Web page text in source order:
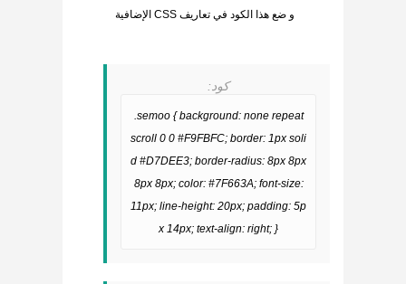
و ضع هذا الكود في تعاريف CSS الإضافية
كود:
.semoo { background: none repeat
scroll 0 0 #F9FBFC; border: 1px soli
d #D7DEE3; border-radius: 8px 8px
8px 8px; color: #7F663A; font-size:
11px; line-height: 20px; padding: 5p
x 14px; text-align: right; }